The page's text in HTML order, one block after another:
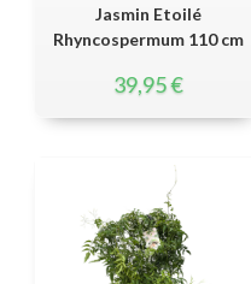
Jasmin Etoilé
Rhyncospermum 110 cm
39,95€